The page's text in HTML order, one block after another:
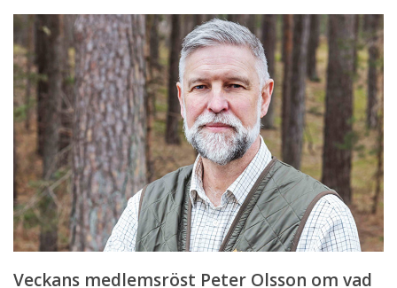
Veckans
medlemsröst
Peter
Olsson
om
vad
som
krävs
för
att
hålla
över
tidVeckans medlemsröst Peter Olsson om vad